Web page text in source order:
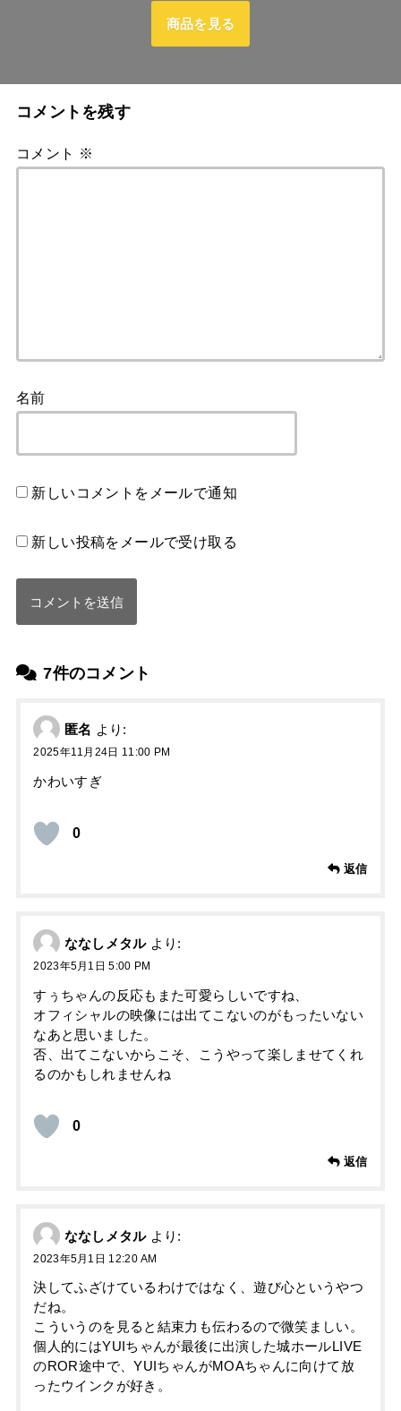
商品を見る
7件のコメント
匿名 より:
2025年11月24日 11:00 PM
かわいすぎ
0
返信
ななしメタル より:
2023年5月1日 5:00 PM
すぅちゃんの反応もまた可愛らしいですね、
オフィシャルの映像には出てこないのがもったいない
なあと思いました。
否、出てこないからこそ、こうやって楽しませてくれ
るのかもしれませんね
0
返信
ななしメタル より:
2023年5月1日 12:20 AM
決してふざけているわけではなく、遊び心というやつ
だね。
こういうのを見ると結束力も伝わるので微笑ましい。
個人的にはYUIちゃんが最後に出演した城ホールLIVE
のROR途中で、YUIちゃんがMOAちゃんに向けて放
ったウインクが好き。
コメントを残す
コメント ※
名前
新しいコメントをメールで通知
新しい投稿をメールで受け取る